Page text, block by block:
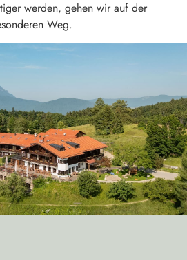
werden, gehen wir auf der
Weg.